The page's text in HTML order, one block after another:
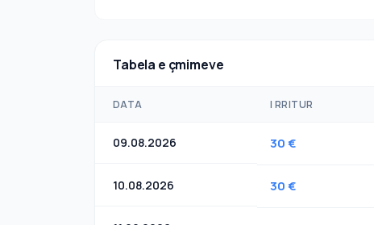
Tabela e çmimeve
DATA I RRITUR
09.08.2026 30 €
10.08.2026 30 €